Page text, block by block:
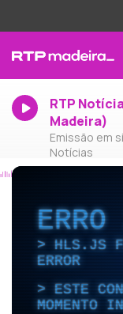
RTP
Madeira)
Emissão em
Notícias
ERRO
HLS.JS
ERROR
ESTE
MOMENTO